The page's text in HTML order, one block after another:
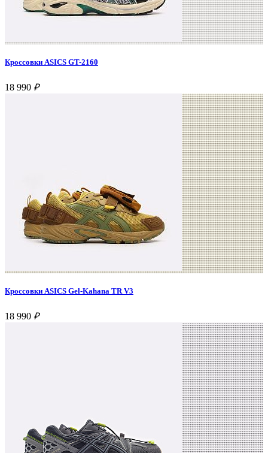
Кроссовки ASICS GT-2160
18 990 ₽
Кроссовки ASICS Gel-Kahana TR V3
18 990 ₽